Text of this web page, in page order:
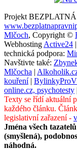
Projekt
Mlčoch, Copyright ©
Webhosting Active24
technická podpora:
Navštivte také:
Mlčocha |
kouření|
online.cz, psychotesty
Texty se řídí aktuální
každého článku.
legislativní zařazení -
Jména všech
(smyšlená),
náhodná.